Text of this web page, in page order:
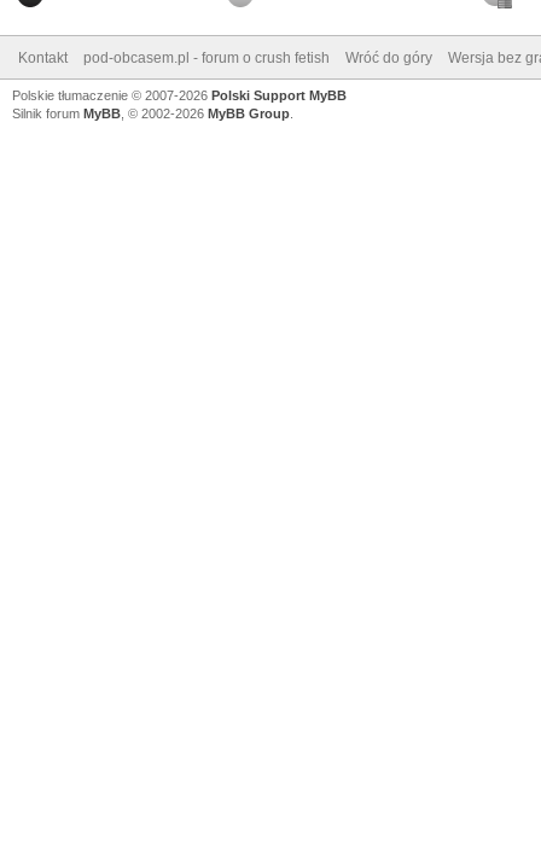
Kontakt pod-obcasem.pl - forum o crush fetish Wróć do góry Wersja bez
Polskie tłumaczenie © 2007-2026 Polski Support MyBB
Silnik forum MyBB , © 2002-2026 MyBB Group